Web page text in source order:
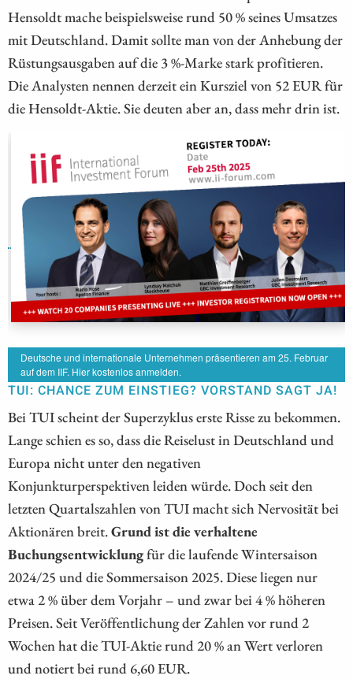
Hensoldt mache beispielsweise rund 50 % seines Umsatzes
mit Deutschland. Damit sollte man von der Anhebung der
Rüstungsausgaben auf die 3 %-Marke stark profitieren.
Die Analysten nennen derzeit ein Kursziel von 52 EUR für
die Hensoldt-Aktie. Sie deuten aber an, dass mehr drin ist.
Deutsche und internationale Unternehmen präsentieren am 25. Februar
auf dem IIF. Hier kostenlos anmelden.
TUI: CHANCE ZUM EINSTIEG? VORSTAND SAGT JA!
Bei TUI scheint der Superzyklus erste Risse zu bekommen.
Lange schien es so, dass die Reiselust in Deutschland und
Europa nicht unter den negativen
Konjunkturperspektiven leiden würde. Doch seit den
letzten Quartalszahlen von TUI macht sich Nervosität bei
Aktionären breit.Grund ist die verhaltene
Buchungsentwicklungfür die laufende Wintersaison
2024/25 und die Sommersaison 2025. Diese liegen nur
etwa 2 % über dem Vorjahr – und zwar bei 4 % höheren
Preisen. Seit Veröffentlichung der Zahlen vor rund 2
Wochen hat die TUI-Aktie rund 20 % an Wert verloren
und notiert bei rund 6,60 EUR.